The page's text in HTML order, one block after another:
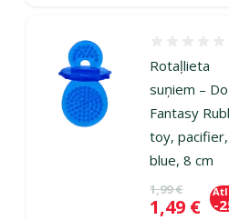
Rotaļlieta
suņiem –
Fantasy
toy, pacifier,
blue, 8 cm
Oriģinālā
1,99 €
Cena
1,49 € -